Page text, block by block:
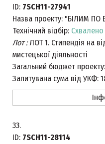
ID: 7SCH11-27941
Назва проекту: "БІЛИМ ПО
Технічний відбір: Схвалено
Лот :ЛОТ 1. Стипендія на
мистецької діяльності
Загальний бюджет проекту:
Запитувана сума від УКФ:
33.
ID: 7SCH11-28114